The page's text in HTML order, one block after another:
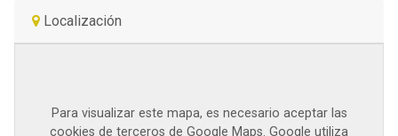
Localización
Para visualizar este mapa, es necesario aceptar las
cookies de terceros de Google Maps. Google utiliza